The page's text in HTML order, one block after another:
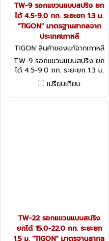
TW-9 รอกแขวนแบบสปริง ยก
ได้ 4.5-9.0 กก. ระยะยก 1.3 ม.
"TIGON" มาตรฐานสากลจาก
ประเทศเกาหลี
TIGON สินค้าของแท้จากเกาหลี
TW-9
TW-9 รอกแขวนแบบสปริง ยก
ได้ 4.5-9.0 กก. ระยะยก 1.3 ม.
"TIGON" มาตรฐานสากลจาก
ประเทศเกาหลี
เปรียบเทียบ
TW-22 รอกแขวนแบบสปริง
ยกได้ 15.0-22.0 กก. ระยะยก
1.5 ม. "TIGON" มาตรฐานสากล